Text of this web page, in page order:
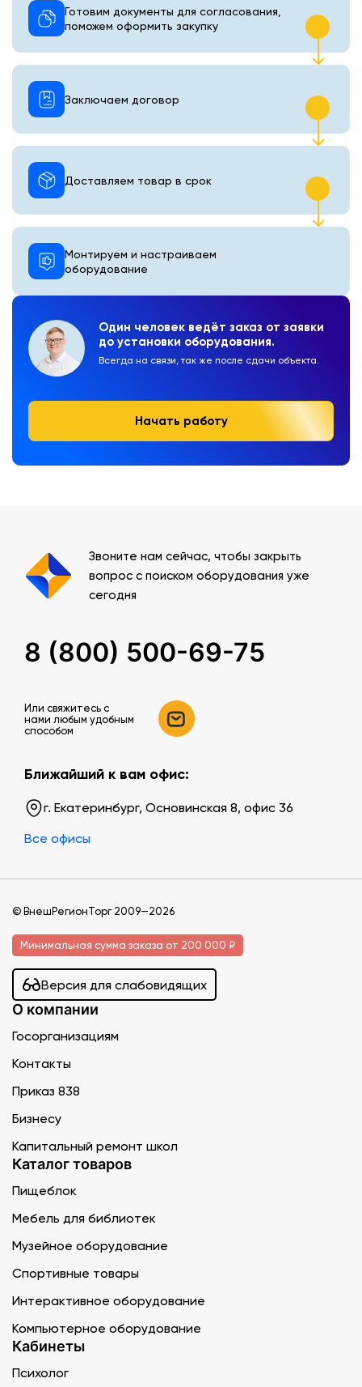
Один человек ведёт заказ от заявки
до установки оборудования.
Всегда на связи, так же после сдачи объекта.
Начать работу
Готовим документы для согласования,
поможем оформить закупку
Монтируем и настраиваем
оборудование
Доставляем товар в срок
Заключаем договор
Звоните нам сейчас, чтобы закрыть
вопрос с поиском оборудования уже
сегодня
8 (800) 500-69-75
Или свяжитесь c
нами любым удобным
способом
Ближайший к вам офис:
г. Екатеринбург, Основинская 8, офис 36
Все офисы
© ВнешРегионТорг 2009—2026
Минимальная сумма заказа от 200 000 ₽
Версия для слабовидящих
О компании
Госорганизациям
Контакты
Приказ 838
Бизнесу
Капитальный ремонт школ
Каталог товаров
Пищеблок
Мебель для библиотек
Музейное оборудование
Спортивные товары
Интерактивное оборудование
Компьютерное оборудование
Кабинеты
Психолог